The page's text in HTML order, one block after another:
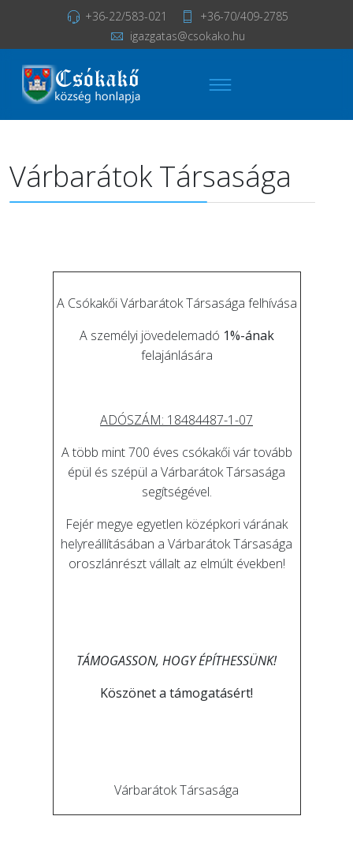
+36-22/583-021
+36-70/409-2785
igazgatas@csokako.hu
Várbarátok Társasága
A Csókakői Várbarátok Társasága felhívása
A személyi jövedelemadó 1%-ának
felajánlására
ADÓSZÁM: 18484487-1-07
A több mint 700 éves csókakői vár tovább
épül és szépül a Várbarátok Társasága
segítségével.
Fejér megye egyetlen középkori várának
helyreállításában a Várbarátok Társasága
oroszlánrészt vállalt az elmúlt években!
TÁMOGASSON, HOGY ÉPÍTHESSÜNK!
Köszönet a támogatásért!
Várbarátok Társasága